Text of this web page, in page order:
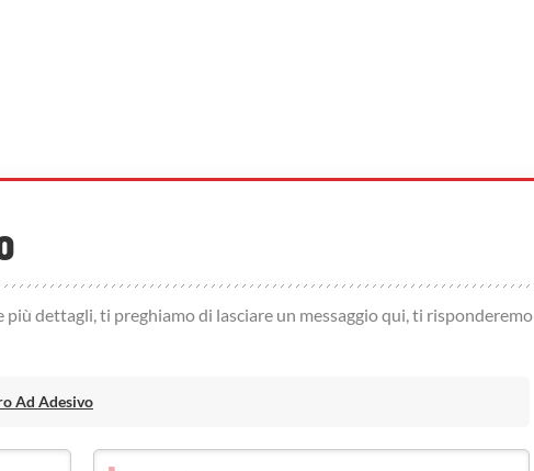
dettagli, ti preghiamo di lasciare un messaggio qui, ti risponderemo
Ad Adesivo